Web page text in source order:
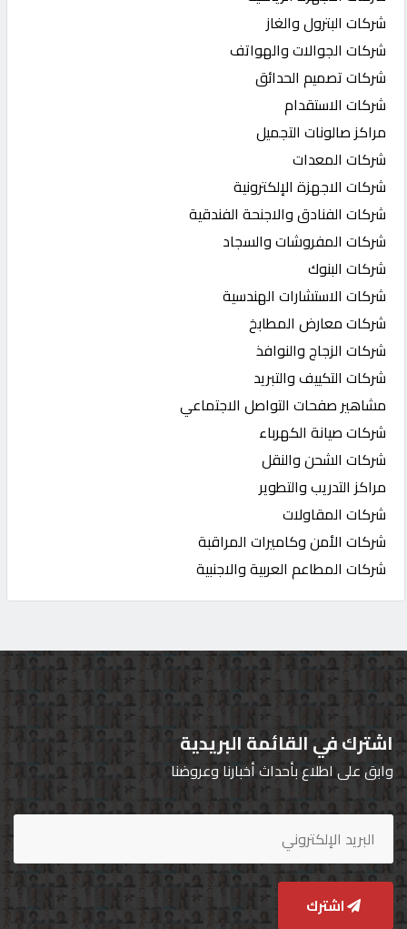
شركات البترول والغاز
شركات الجوالات والهواتف
شركات تصميم الحدائق
شركات الاستقدام
مراكز صالونات التجميل
شركات المعدات
شركات الاجهزة الإلكترونية
شركات الفنادق والاجنحة الفندقية
شركات المفروشات والسجاد
شركات البنوك
شركات الاستشارات الهندسية
شركات معارض المطابخ
شركات الزجاج والنوافذ
شركات التكييف والتبريد
مشاهير صفحات التواصل الاجتماعي
شركات صيانة الكهرباء
شركات الشحن والنقل
مراكز التدريب والتطوير
شركات المقاولات
شركات الأمن وكاميرات المراقبة
شركات المطاعم العربية والاجنبية
اشترك في القائمة البريدية
وابق على اطلاع بأحداث أخبارنا وعروضنا
اشترك